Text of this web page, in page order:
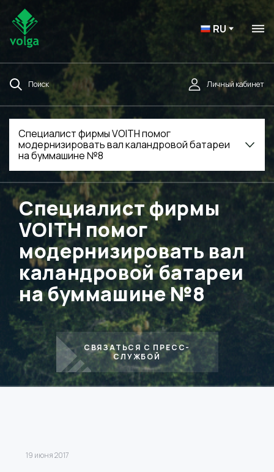
RU
Поиск Личный кабинет
Специалист фирмы VOITH помог
модернизировать вал каландровой батареи
на буммашине №8
Специалист фирмы
VOITH помог
модернизировать вал
каландровой батареи
на буммашине №8
СВЯЗАТЬСЯ С ПРЕСС-
СЛУЖБОЙ
19 июня 2017